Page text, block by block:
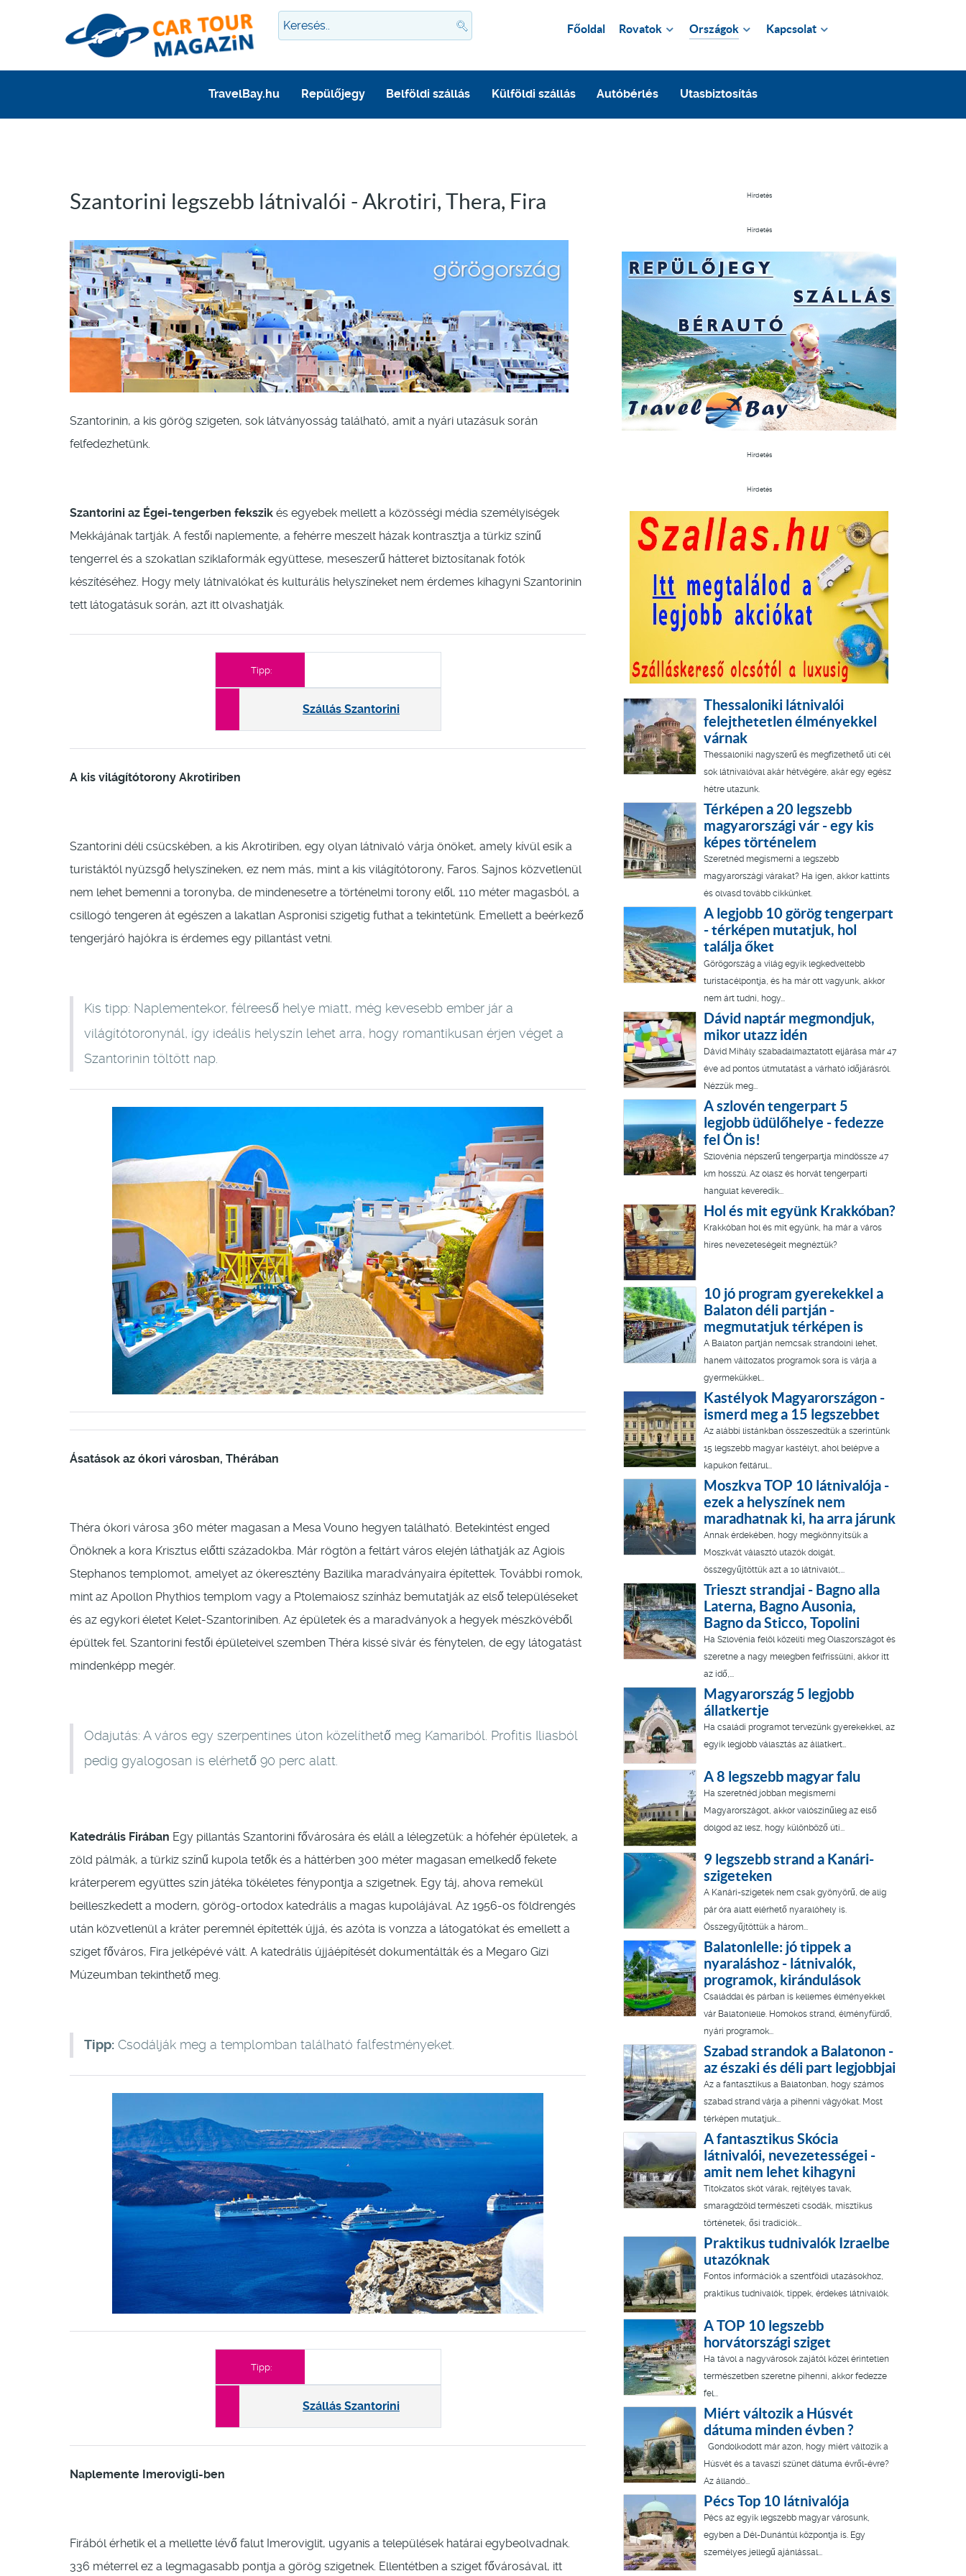
Főoldal Rovatok Országok Kapcsolat
TravelBay.hu Repülőjegy Belföldi szállás Külföldi szállás Autóbérlés Utasbiztosítás
Szantorini legszebb látnivalói - Akrotiri, Thera, Fira
Szantorinin, a kis görög szigeten, sok látványosság található, amit a nyári utazásuk során
felfedezhetünk.
Szantorini az Égei-tengerben fekszik és egyebek mellett a közösségi média személyiségek
Mekkájának tartják. A festői naplemente, a fehérre meszelt házak kontrasztja a türkiz színű
tengerrel és a szokatlan sziklaformák együttese, meseszerű hátteret biztosítanak fotók
készítéséhez. Hogy mely látnivalókat és kulturális helyszíneket nem érdemes kihagyni Szantorinin
tett látogatásuk során, azt itt olvashatják.
Tipp:
Szállás Szantorini
A kis világítótorony Akrotiriben
Szantorini déli csücskében, a kis Akrotiriben, egy olyan látnivaló várja önöket, amely kívül esik a
turistáktól nyüzsgő helyszíneken, ez nem más, mint a kis világítótorony, Faros. Sajnos közvetlenül
nem lehet bemenni a toronyba, de mindenesetre a történelmi torony elől, 110 méter magasból, a
csillogó tengeren át egészen a lakatlan Aspronisi szigetig futhat a tekintetünk. Emellett a beérkező
tengerjáró hajókra is érdemes egy pillantást vetni.
Kis tipp: Naplementekor, félreeső helye miatt, még kevesebb ember jár a
világítótoronynál, így ideális helyszín lehet arra, hogy romantikusan érjen véget a
Szantorinin töltött nap.
Ásatások az ókori városban, Thérában
Théra ókori városa 360 méter magasan a Mesa Vouno hegyen található. Betekintést enged
Önöknek a kora Krisztus előtti századokba. Már rögtön a feltárt város elején láthatják az Agiois
Stephanos templomot, amelyet az ókeresztény Bazilika maradványaira építettek. További romok,
mint az Apollon Phythios templom vagy a Ptolemaiosz színház bemutatják az első településeket
és az egykori életet Kelet-Szantoriniben. Az épületek és a maradványok a hegyek mészkövéből
épültek fel. Szantorini festői épületeivel szemben Théra kissé sivár és fénytelen, de egy látogatást
mindenképp megér.
Odajutás: A város egy szerpentines úton közelíthető meg Kamariból. Profitis Iliasból
pedig gyalogosan is elérhető 90 perc alatt.
Katedrális Firában Egy pillantás Szantorini fővárosára és eláll a lélegzetük: a hófehér épületek, a
zöld pálmák, a türkiz színű kupola tetők és a háttérben 300 méter magasan emelkedő fekete
kráterperem együttes szín játéka tökéletes fénypontja a szigetnek. Egy táj, ahova remekül
beilleszkedett a modern, görög-ortodox katedrális a magas kupolájával. Az 1956-os földrengés
után közvetlenül a kráter peremnél építették újjá, és azóta is vonzza a látogatókat és emellett a
sziget főváros, Fira jelképévé vált. A katedrális újjáépítését dokumentálták és a Megaro Gizi
Múzeumban tekinthető meg.
Tipp: Csodálják meg a templomban található falfestményeket.
Tipp:
Szállás Szantorini
Naplemente Imerovigli-ben
Firából érhetik el a mellette lévő falut Imeroviglit, ugyanis a települések határai egybeolvadnak.
336 méterrel ez a legmagasabb pontja a görög szigetnek. Ellentétben a sziget fővárosával, itt
Hirdetés
Hirdetés
Hirdetés
Hirdetés
Thessaloniki látnivalói
felejthetetlen élményekkel
várnak
Thessaloniki nagyszerű és megfizethető úti cél
sok látnivalóval akár hétvégére, akár egy egész
hétre utazunk.
Térképen a 20 legszebb
magyarországi vár - egy kis
képes történelem
Szeretnéd megismerni a legszebb
magyarországi várakat? Ha igen, akkor kattints
és olvasd tovább cikkünket.
A legjobb 10 görög tengerpart
- térképen mutatjuk, hol
találja őket
Görögország a világ egyik legkedveltebb
turistacélpontja, és ha már ott vagyunk, akkor
nem árt tudni, hogy...
Dávid naptár megmondjuk,
mikor utazz idén
Dávid Mihály szabadalmaztatott eljárása már 47
éve ad pontos útmutatást a várható időjárásról.
Nézzük meg...
A szlovén tengerpart 5
legjobb üdülőhelye - fedezze
fel Ön is!
Szlovénia népszerű tengerpartja mindössze 47
km hosszú. Az olasz és horvát tengerparti
hangulat keveredik...
Hol és mit együnk Krakkóban?
Krakkóban hol és mit együnk, ha már a város
híres nevezeteségeit megnéztük?
10 jó program gyerekekkel a
Balaton déli partján -
megmutatjuk térképen is
A Balaton partján nemcsak strandolni lehet,
hanem változatos programok sora is várja a
gyermekükkel...
Kastélyok Magyarországon -
ismerd meg a 15 legszebbet
Az alábbi listánkban összeszedtük a szerintünk
15 legszebb magyar kastélyt, ahol belépve a
kapukon feltárul...
Moszkva TOP 10 látnivalója -
ezek a helyszínek nem
maradhatnak ki, ha arra járunk
Annak érdekében, hogy megkönnyítsük a
Moszkvát választó utazók dolgát,
összegyűjtöttük azt a 10 látnivalót,...
Trieszt strandjai - Bagno alla
Laterna, Bagno Ausonia,
Bagno da Sticco, Topolini
Ha Szlovénia felöl közelíti meg Olaszországot és
szeretne a nagy melegben felfrissülni, akkor itt
az idő,...
Magyarország 5 legjobb
állatkertje
Ha családi programot tervezünk gyerekekkel, az
egyik legjobb választás az állatkert…
A 8 legszebb magyar falu
Ha szeretnéd jobban megismerni
Magyarországot, akkor valószínűleg az első
dolgod az lesz, hogy különböző úti...
9 legszebb strand a Kanári-
szigeteken
A Kanári-szigetek nem csak gyönyörű, de alig
pár óra alatt elérhető nyaralóhely is.
Összegyűjtöttük a három...
Balatonlelle: jó tippek a
nyaraláshoz - látnivalók,
programok, kirándulások
Családdal és párban is kellemes élményekkel
vár Balatonlelle. Homokos strand, élményfürdő,
nyári programok...
Szabad strandok a Balatonon -
az északi és déli part legjobbjai
Az a fantasztikus a Balatonban, hogy számos
szabad strand várja a pihenni vágyókat. Most
térképen mutatjuk...
A fantasztikus Skócia
látnivalói, nevezetességei -
amit nem lehet kihagyni
Titokzatos skót várak, rejtélyes tavak,
smaragdzöld természeti csodák, misztikus
történetek, ősi tradíciók...
Praktikus tudnivalók Izraelbe
utazóknak
Fontos információk a szentföldi utazásokhoz,
praktikus tudnivalók, tippek, érdekes látnivalók.
A TOP 10 legszebb
horvátországi sziget
Ha távol a nagyvárosok zajától közel érintetlen
természetben szeretne pihenni, akkor fedezze
fel...
Miért változik a Húsvét
dátuma minden évben ?
Gondolkodott már azon, hogy miért változik a
Húsvét és a tavaszi szünet dátuma évről-évre?
Az állandó...
Pécs Top 10 látnivalója
Pécs az egyik legszebb magyar városunk,
egyben a Dél-Dunántúl központja is. Egy
személyes jellegű ajánlással...